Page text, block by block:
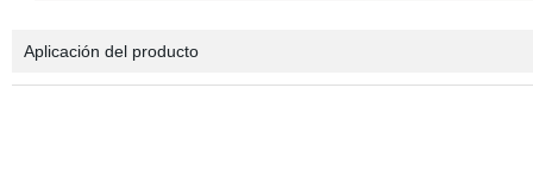
Aplicación del producto